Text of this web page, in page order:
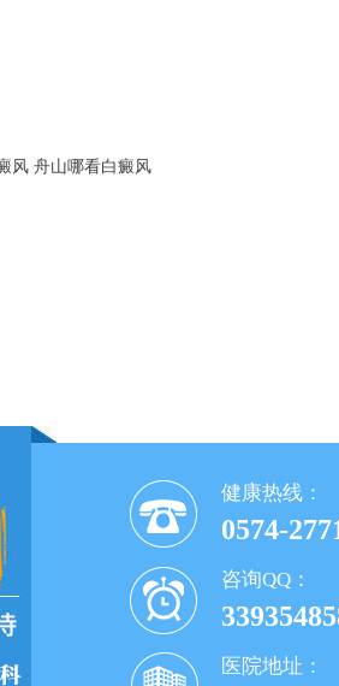
风 舟山哪看白癜风
健康热线：
0574-
咨询QQ：
医院地址：